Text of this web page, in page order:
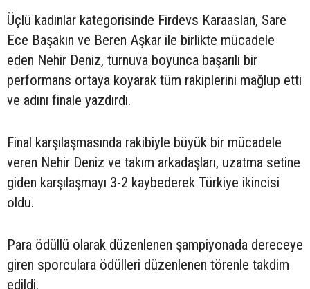
Üçlü kadınlar kategorisinde Firdevs Karaaslan, Sare
Ece Başakın ve Beren Aşkar ile birlikte mücadele
eden Nehir Deniz, turnuva boyunca başarılı bir
performans ortaya koyarak tüm rakiplerini mağlup etti
ve adını finale yazdırdı.
Final karşılaşmasında rakibiyle büyük bir mücadele
veren Nehir Deniz ve takım arkadaşları, uzatma setine
giden karşılaşmayı 3-2 kaybederek Türkiye ikincisi
oldu.
Para ödüllü olarak düzenlenen şampiyonada dereceye
giren sporculara ödülleri düzenlenen törenle takdim
edildi.